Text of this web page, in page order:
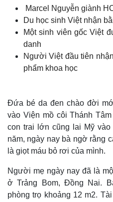
Marcel Nguyễn giành
Du học sinh Việt nhận
Một sinh viên gốc Việt
danh
Người Việt đầu tiên
phẩm khoa học
Đứa bé da đen chào đời
vào Viện mồ côi Thánh
con trai lớn cũng lai Mỹ
năm, ngày nay bà ngờ rằng
là giọt máu bỏ rơi của mình.
Người mẹ ngày nay đã là
ở Trảng Bom, Đồng Nai.
phòng trọ khoảng 12 m2.